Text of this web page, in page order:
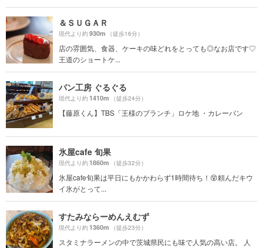
＆ＳＵＧＡＲ
現代より約930m （徒歩16分）
店の雰囲気、食器、ケーキの味どれをとっても◎なお店です♡
王道のショートケ...
パン工房 ぐるぐる
現代より約1410m （徒歩24分）
【藤原くん】TBS「王様のブランチ」ロケ地 ・カレーパン
氷屋cafe 旬果
現代より約1860m （徒歩32分）
氷屋cafe旬果は平日にもかかわらず1時間待ち！😵頼んだキウ
イ氷がとって...
すたみならーめんえむず
現代より約1360m （徒歩23分）
スタミナラーメンの中で茨城県民にも味で人気の高い店。 人